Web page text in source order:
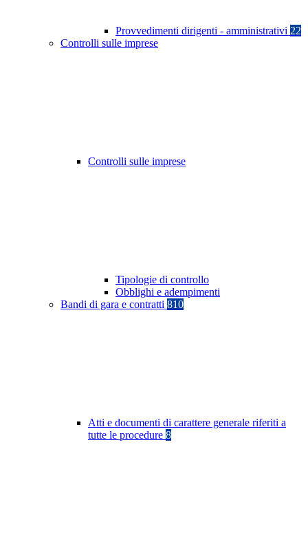
Provvedimenti dirigenti - amministrativi 22
Controlli sulle imprese
Controlli sulle imprese
Tipologie di controllo
Obblighi e adempimenti
Bandi di gara e contratti 810
Atti e documenti di carattere generale riferiti a
tutte le procedure 8